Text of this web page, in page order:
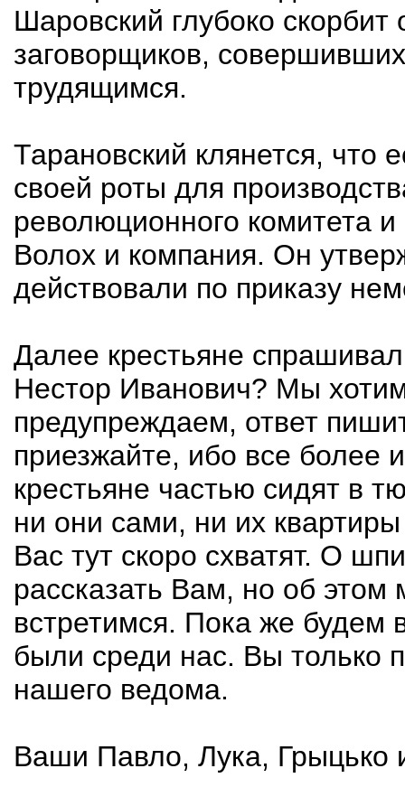
Шаровский глубоко
заговорщиков,
трудящимся.
Тарановский клянется, что
своей роты для
революционного комитета
Волох и компания. Он
действовали по приказу
Далее крестьяне
Нестор Иванович? Мы
предупреждаем, ответ
приезжайте, ибо все
крестьяне частью сидят в
ни они сами, ни их
Вас тут скоро схватят. О
рассказать Вам, но об
встретимся. Пока же будем
были среди нас. Вы только
нашего ведома.
Ваши Павло, Лука, Грыцько